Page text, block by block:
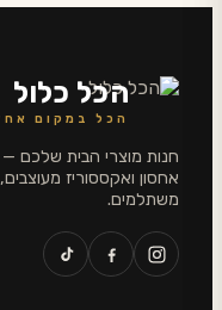
הכל כלול
הכל במקום
חנות מוצרי הבית שלכם
אחסון ואקססוריז
משתלמים.